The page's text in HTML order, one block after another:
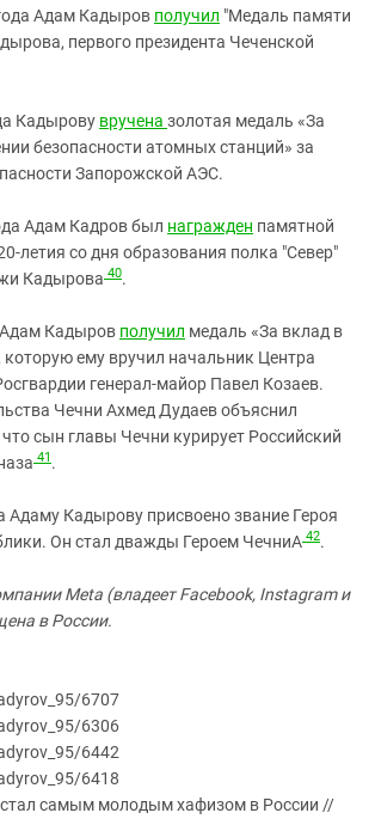
Адам Кадыров получил "Медаль памяти
первого президента Чеченской
Кадырову вручена золотая медаль «За
безопасности атомных станций» за
Запорожской АЭС.
Адам Кадров был награжден памятной
летия со дня образования полка "Север"
Кадырова 40.
Кадыров получил медаль «За вклад в
ему вручил начальник Центра
генерал‑майор Павел Козаев.
Чечни Ахмед Дудаев объяснил
сын главы Чечни курирует Российский
41 .
Адаму Кадырову присвоено звание Героя
Он стал дважды Героем ЧечниА 42.
Meta (владеет Facebook, Instagram и
в России.
6707
6306
6442
6418
самым молодым хафизом в России //